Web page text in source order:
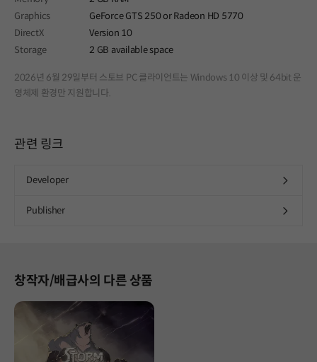
Graphics
GeForce GTS 250 or Radeon HD 5770
DirectX
Version 10
Storage
2 GB available space
2026년 6월 29일부터 스토브 PC 클라이언트는 Windows 10 이상 및 64bit 운
영체제 환경만 지원합니다.
관련 링크
Developer
Publisher
창작자/배급사의 다른 상품